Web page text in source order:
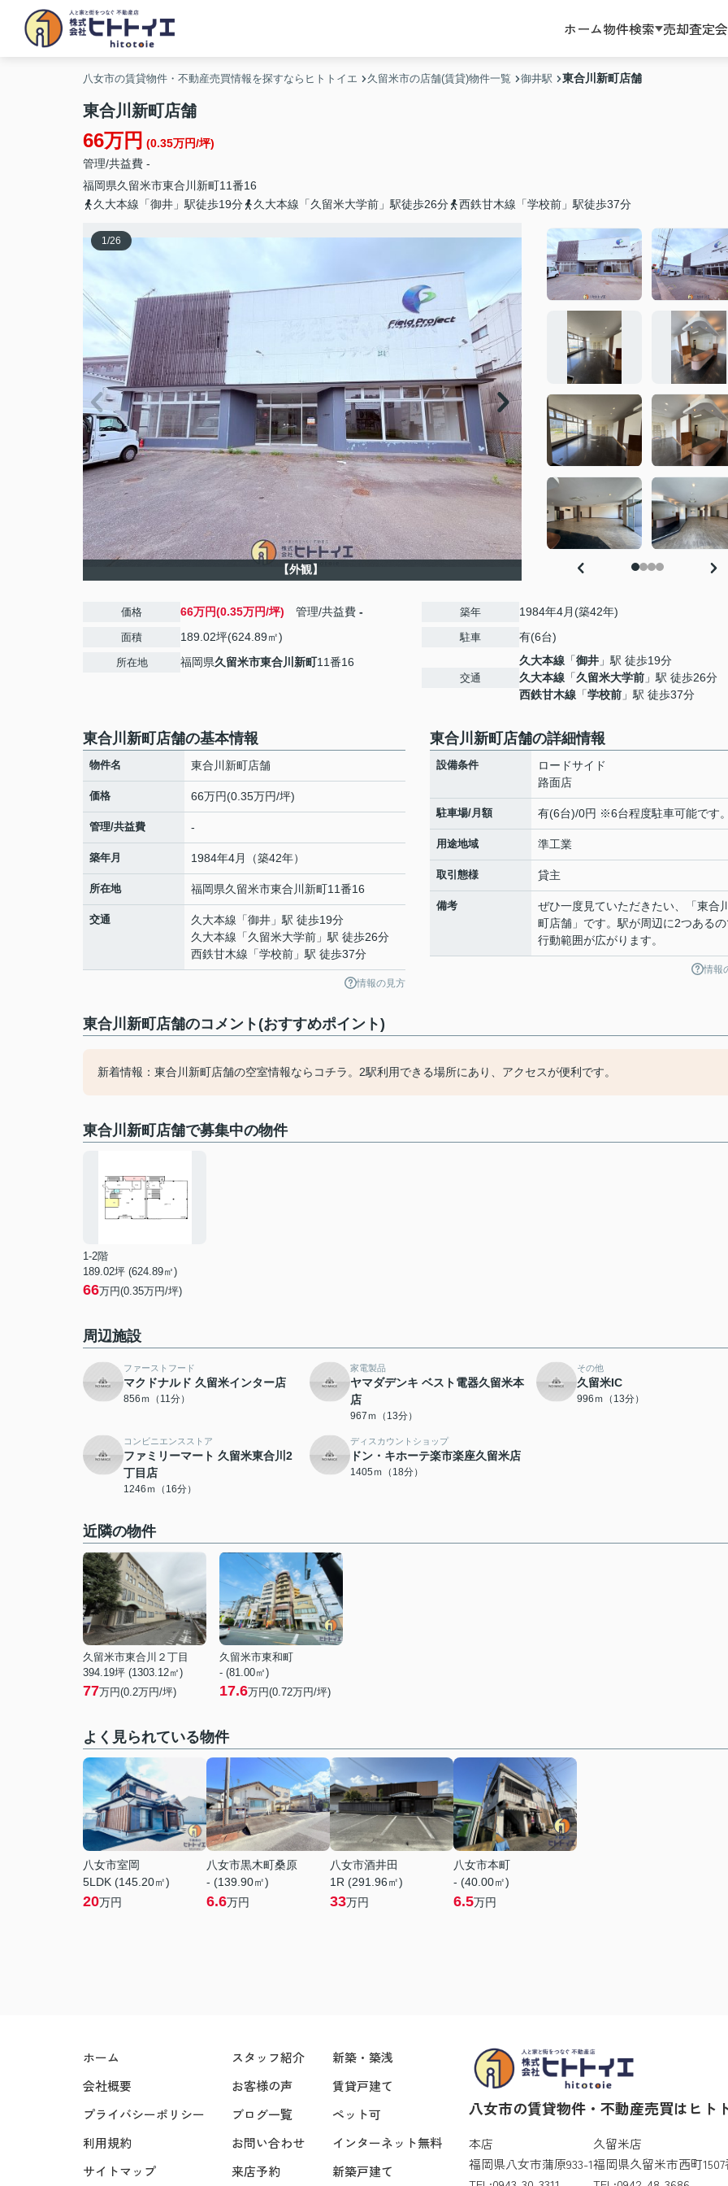
ホーム物件検索 売却査定
八女市の賃貸物件・不動産売買情報を探すならヒトトイエ 久留米市の店舗(賃貸)物件一覧 御井駅 東合川新町店舗
東合川新町店舗
66万円 (0.35万円/坪)
管理/共益費 -
福岡県久留米市東合川新町11番16
久大本線「御井」駅徒歩19分
久大本線「久留米大学前」駅徒歩26分 西鉄甘木線「学校前」駅徒歩37分
1/26
【外観】
価格 66万円(0.35万円/坪) 管理/共益費 -
面積 189.02坪(624.89㎡)
所在地 福岡県久留米市東合川新町11番16
築年 1984年4月(築42年)
駐車 有(6台)
交通
久大本線 「御井 」駅 徒歩19分
久大本線 「久留米大学前 」駅 徒歩26分
西鉄甘木線 「学校前 」駅 徒歩37分
東合川新町店舗の基本情報
物件名 東合川新町店舗
価格 66万円(0.35万円/坪)
管理/共益費 -
築年月 1984年4月（築42年）
所在地 福岡県久留米市東合川新町11番16
交通 久大本線 「御井 」駅 徒歩19分
久大本線 「久留米大学前 」駅 徒歩26分
西鉄甘木線 「学校前 」駅 徒歩37分
情報の見方
東合川新町店舗の詳細情報
設備条件
ロードサイド
路面店
駐車場/月額 有(6台)/0円 ※6台程度駐車可能です。
用途地域 準工業
取引態様 貸主
備考
ぜひ一度見ていただきたい、「東合
町店舗」です。駅が周辺に2つある
行動範囲が広がります。
情報
東合川新町店舗のコメント(おすすめポイント)
新着情報：東合川新町店舗の空室情報ならコチラ。2駅利用できる場所にあり、アクセスが便利です。
東合川新町店舗で募集中の物件
1-2階
189.02坪 (624.89㎡)
66万円(0.35万円/坪)
周辺施設
ファーストフード
マクドナルド 久留米インター店
856ｍ（11分）
家電製品
ヤマダデンキ ベスト電器久留米本
店
967ｍ（13分）
その他
久留米IC
996ｍ（13分）
コンビニエンスストア
ファミリーマート 久留米東合川2
丁目店
1246ｍ（16分）
ディスカウントショップ
ドン・キホーテ楽市楽座久留米店
1405ｍ（18分）
近隣の物件
久留米市東合川２丁目
394.19坪 (1303.12㎡)
77万円(0.2万円/坪)
久留米市東和町
- (81.00㎡)
17.6万円(0.72万円/坪)
よく見られている物件
八女市室岡
5LDK (145.20㎡)
20万円
八女市黒木町桑原
- (139.90㎡)
6.6万円
八女市酒井田
1R (291.96㎡)
33万円
八女市本町
- (40.00㎡)
6.5万円
ホーム
会社概要
プライバシーポリシー
利用規約
サイトマップ
スタッフ紹介
お客様の声
ブログ一覧
お問い合わせ
来店予約
新築・築浅
賃貸戸建て
ペット可
インターネット無料
新築戸建て
八女市の賃貸物件・不動産売買はヒト
本店
福岡県八女市蒲原933-1
久留米店
福岡県久留米市西町